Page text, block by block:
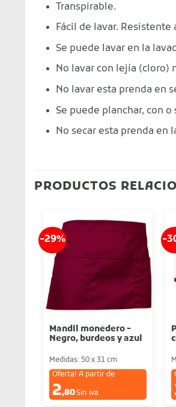
Transpirable.
Fácil de lavar.
Se puede lavar en la
No lavar con lejía (cloro)
No lavar esta prenda en
Se puede planchar, con o
No secar esta prenda en
PRODUCTOS
-29%
Mandil monedero -
Negro, burdeos y azul
Medidas: 50 x 31 cm
Oferta! A partir de
2,80Sin iva
-